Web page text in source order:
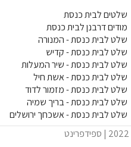
שלטים לבית כנסת
מודים דרבנן לבית כנסת
שלט לבית כנסת - המנורה
שלט לבית כנסת - קדיש
שלט לבית כנסת - שיר המעלות
שלט לבית כנסת - אשת חיל
שלט לבית כנסת - מזמור לדוד
שלט לבית כנסת - בריך שמיה
שלט לבית כנסת - אשכחך ירושלים